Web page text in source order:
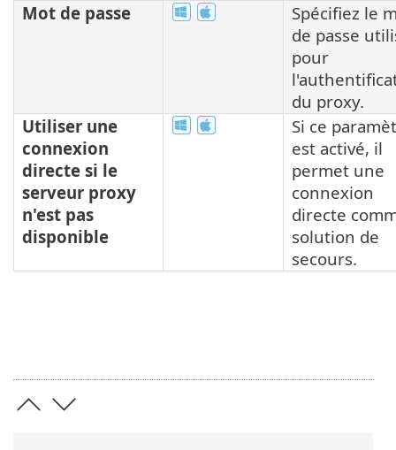
Mot de passe
Spécifiez le
de passe
pour
du proxy.
Utiliser une
connexion
directe si le
serveur proxy
n'est pas
disponible
Si ce
est activé, il
permet une
connexion
directe
solution de
secours.